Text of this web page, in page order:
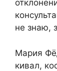
не знаю,
Мария
кивал,